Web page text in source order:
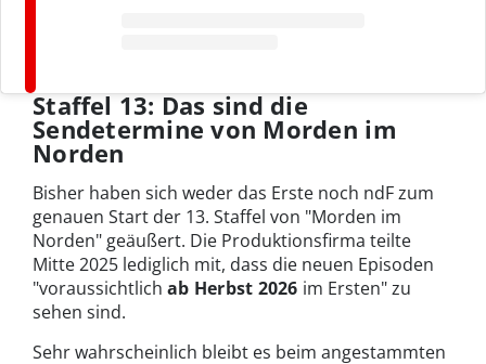
Staffel 13: Das sind die
Sendetermine von Morden im
Norden
Bisher haben sich weder das Erste noch ndF zum
genauen Start der 13. Staffel von "Morden im
Norden" geäußert. Die Produktionsfirma teilte
Mitte 2025 lediglich mit, dass die neuen Episoden
"voraussichtlich ab Herbst 2026 im Ersten" zu
sehen sind.
Sehr wahrscheinlich bleibt es beim angestammten